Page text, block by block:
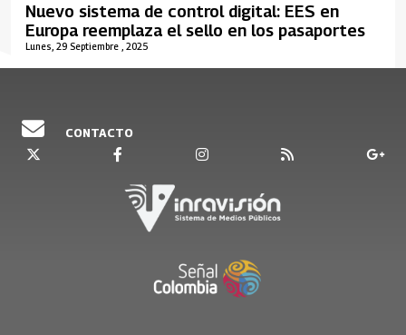
Lunes, 29 Septiembre , 2025
Nuevo sistema de control digital: EES en
Europa reemplaza el sello en los pasaportes
CONTACTO